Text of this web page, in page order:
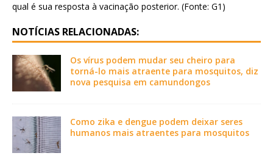
qual é sua resposta à vacinação posterior. (Fonte: G1)
NOTÍCIAS RELACIONADAS:
Os vírus podem mudar seu cheiro para
torná-lo mais atraente para mosquitos, diz
nova pesquisa em camundongos
Como zika e dengue podem deixar seres
humanos mais atraentes para mosquitos